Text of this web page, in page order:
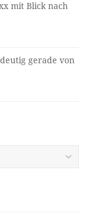
mit Blick nach
gerade von